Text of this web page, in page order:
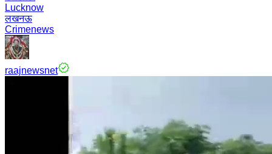
Lucknow
लखनऊ
Crimenews
raajnewsnet